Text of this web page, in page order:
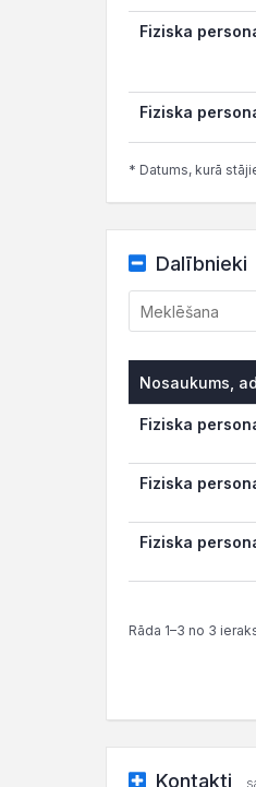
Fiziska
Fiziska
* Datums, kurā
Dalībnieki
Nosaukums,
Fiziska
Fiziska
Fiziska
Rāda 1–3 no 3
Kontakti